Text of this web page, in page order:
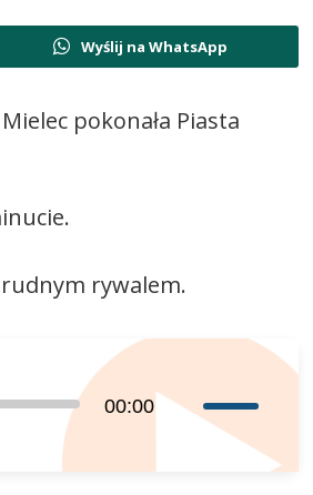
Wyślij na WhatsApp
pokonała Piasta
rywalem.
00:00
strzałek